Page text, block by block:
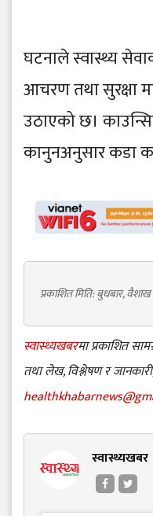
घटनाले स्वास्थ्य
आचरण तथा सुरक्षा
उठाएको छ।
कानुनअनुसार कडा
प्रकाशित मिति: बुधबार,
स्वास्थ्यखबरमा प्रकाशित
तथा लेख, विश्लेषण र
स्वास्थ्यखबर